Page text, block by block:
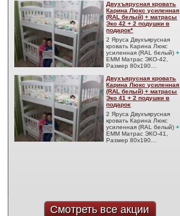
Двухъярусная кровать
Карина Люкс усиленная
(RAL белый) + матрасы
Эко 42 + 2 подушки в
подарок*
2 Яруса Двухъярусная
кровать Карина Люкс
усиленная (RAL белый)+
EMM Матрас ЭКО-42,
Размер 80x190…
Двухъярусная кровать
Карина Люкс усиленная
(RAL белый) + матрасы
Эко 41 + 2 подушки в
подарок
2 Яруса Двухъярусная
кровать Карина Люкс
усиленная (RAL белый)+
EMM Матрас ЭКО-41,
Размер 80x190…
Смотреть все акции